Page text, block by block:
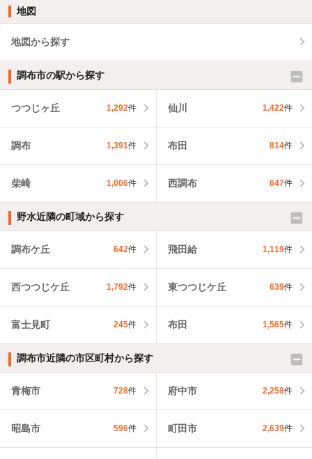
地図
地図から探す
調布市の駅から探す
つつじヶ丘 1,292件 仙川 1,422件
調布 1,391件 布田 814件
柴崎 1,006件 西調布 647件
野水近隣の町域から探す
調布ケ丘 642件 飛田給 1,119件
西つつじケ丘 1,792件 東つつじケ丘 639件
富士見町 245件 布田 1,565件
調布市近隣の市区町村から探す
青梅市 728件 府中市 2,258件
昭島市 596件 町田市 2,639件